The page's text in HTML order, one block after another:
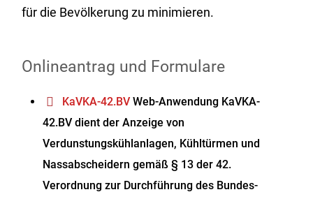
für die Bevölkerung zu minimieren.
Onlineantrag und Formulare
KaVKA-42.BV Web-Anwendung KaVKA-
42.BV dient der Anzeige von
Verdunstungskühlanlagen, Kühltürmen und
Nassabscheidern gemäß § 13 der 42.
Verordnung zur Durchführung des Bundes-